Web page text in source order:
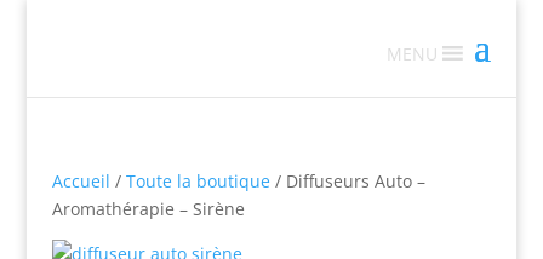
MENU
Accueil / Toute la boutique/ Diffuseurs Auto –
Aromathérapie – Sirène